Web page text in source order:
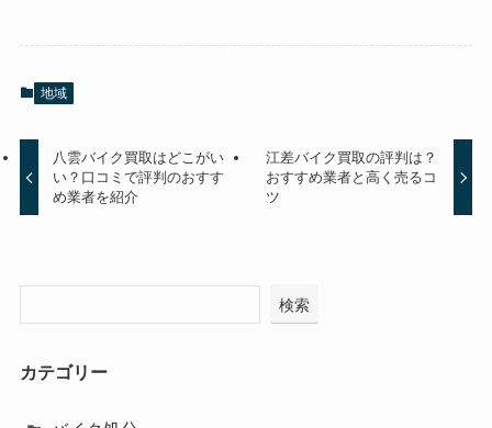
地域
八雲バイク買取はどこがい
い？口コミで評判のおすす
め業者を紹介
江差バイク買取の評判は？
おすすめ業者と高く売るコ
ツ
検索
カテゴリー